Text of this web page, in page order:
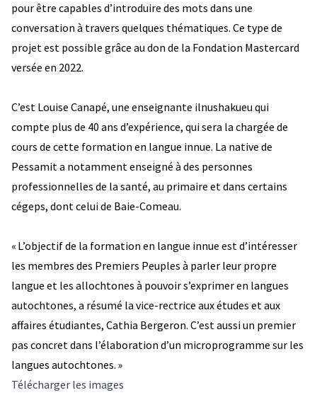
pour être capables d’introduire des mots dans une
conversation à travers quelques thématiques. Ce type de
projet est possible grâce au don de la Fondation Mastercard
versée en 2022.
C’est Louise Canapé, une enseignante ilnushakueu qui
compte plus de 40 ans d’expérience, qui sera la chargée de
cours de cette formation en langue innue. La native de
Pessamit a notamment enseigné à des personnes
professionnelles de la santé, au primaire et dans certains
cégeps, dont celui de Baie-Comeau.
« L’objectif de la formation en langue innue est d’intéresser
les membres des Premiers Peuples à parler leur propre
langue et les allochtones à pouvoir s’exprimer en langues
autochtones, a résumé la vice-rectrice aux études et aux
affaires étudiantes, Cathia Bergeron. C’est aussi un premier
pas concret dans l’élaboration d’un microprogramme sur les
langues autochtones. »
Télécharger les images